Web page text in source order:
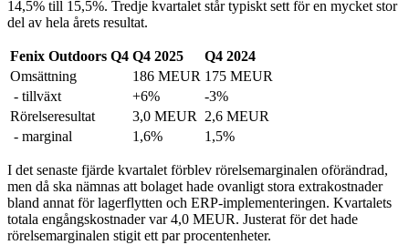
14,5% till 15,5%. Tredje kvartalet står typiskt sett för en mycket stor
del av hela årets resultat.
Fenix Outdoors Q4 Q4 2025
Q4 2024
Omsättning
186 MEUR 175 MEUR
- tillväxt
+6%
-3%
Rörelseresultat
3,0 MEUR 2,6 MEUR
- marginal
1,6% 1,5%
I det senaste fjärde kvartalet förblev rörelsemarginalen oförändrad,
men då ska nämnas att bolaget hade ovanligt stora extrakostnader
bland annat för lagerflytten och ERP-implementeringen. Kvartalets
totala engångskostnader var 4,0 MEUR. Justerat för det hade
rörelsemarginalen stigit ett par procentenheter.